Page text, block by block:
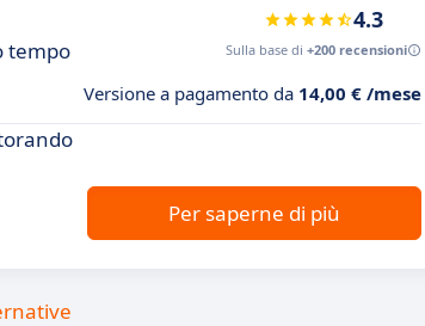
tempo
4.3
Sulla base di +200 recensioni
Versione a pagamento da 14,00 € /mese
Per saperne di più